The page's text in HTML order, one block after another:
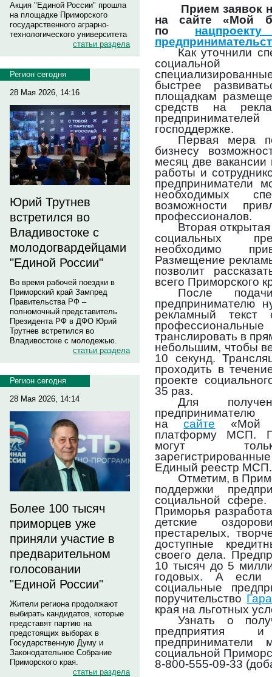
Акция "Единой России" прошла
на площадке Приморского
государственного аграрно-
технологического университета
статьи раздела
Регион сегодня
28 Мая 2026, 14:16
Юрий Трутнев
встретился во
Владивостоке с
молодогвардейцами
"Единой России"
Во время рабочей поездки в
Приморский край Зампред
Правительства РФ –
полномочный представитель
Президента РФ в ДФО Юрий
Трутнев встретился во
Владивостоке с молодежью.
статьи раздела
Регион сегодня
28 Мая 2026, 14:14
Более 100 тысяч
приморцев уже
приняли участие в
предварительном
голосовании
"Единой России"
Жители региона продолжают
выбирать кандидатов, которые
представят партию на
предстоящих выборах в
Государственную Думу и
Законодательное Собрание
Приморского края.
статьи раздела
Прием заявок
на сайте «Мой
по
Как уточнили
быстрее
площадкам
средств на
господдержке.
Первая мера
бизнесу
месяц две
работы и
предприниматели
необходимых
возможности
профессионалов.
Вторая
социальных
необходимо
Размещение
позволит
всего Приморского
После
предпринимателю
рекламный текст
транслировать в
небольшим, чтобы
10 секунд.
проходить в
проекте
35 раз.
Для
насайте «Мой
платформу МСП.
могут
Единый реестр МСП.
Отметим, в
поддержки
социальной
Приморья
детские
престарелых,
доступные
своего дела.
10 тысяч до 5
годовых. А если
социальные
поручительство
края на льготных
Узнать о
предприятия
социальной
8-800-555-09-33